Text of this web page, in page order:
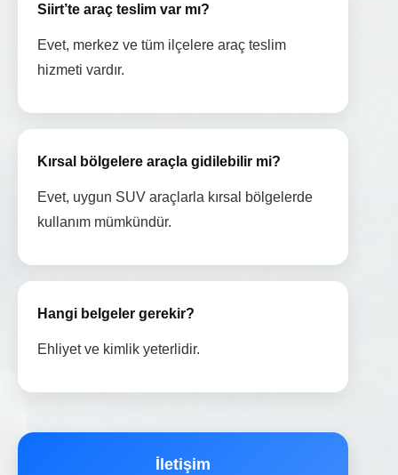
Siirt’te araç teslim var mı?
Evet, merkez ve tüm ilçelere araç teslim
hizmeti vardır.
Kırsal bölgelere araçla gidilebilir mi?
Evet, uygun SUV araçlarla kırsal bölgelerde
kullanım mümkündür.
Hangi belgeler gerekir?
Ehliyet ve kimlik yeterlidir.
İletişim